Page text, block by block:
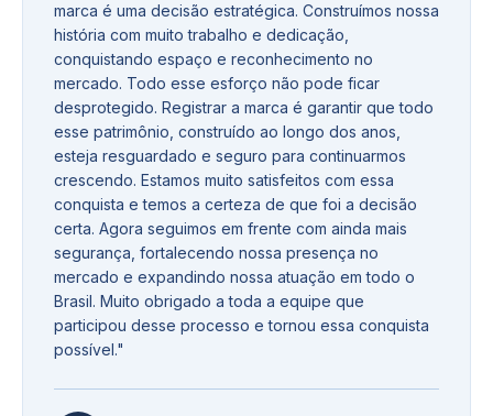
marca é uma decisão estratégica. Construímos nossa
história com muito trabalho e dedicação,
conquistando espaço e reconhecimento no
mercado. Todo esse esforço não pode ficar
desprotegido. Registrar a marca é garantir que todo
esse patrimônio, construído ao longo dos anos,
esteja resguardado e seguro para continuarmos
crescendo. Estamos muito satisfeitos com essa
conquista e temos a certeza de que foi a decisão
certa. Agora seguimos em frente com ainda mais
segurança, fortalecendo nossa presença no
mercado e expandindo nossa atuação em todo o
Brasil. Muito obrigado a toda a equipe que
participou desse processo e tornou essa conquista
possível."